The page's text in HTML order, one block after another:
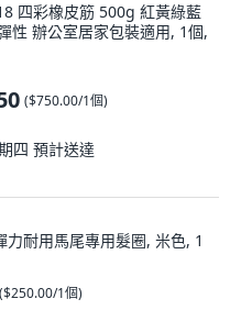
四彩橡皮筋 500g 紅黃綠藍
性 辦公室居家包裝適用, 1個,
($750.00/1個)
四 預計送達
力耐用馬尾專用髮圈, 米色, 1
($250.00/1個)